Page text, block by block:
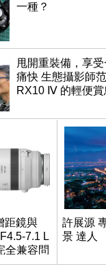
一種？
甩開重裝備，享
痛快 生態攝影師
RX10 Ⅳ 的輕便賞
距鏡與
7.1 L
全兼容問
許展源
景 達人